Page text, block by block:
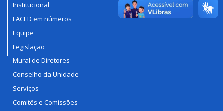
Institucional
FACED em números
Equipe
Legislação
Mural de Diretores
Conselho da Unidade
Serviços
Comitês e Comissões